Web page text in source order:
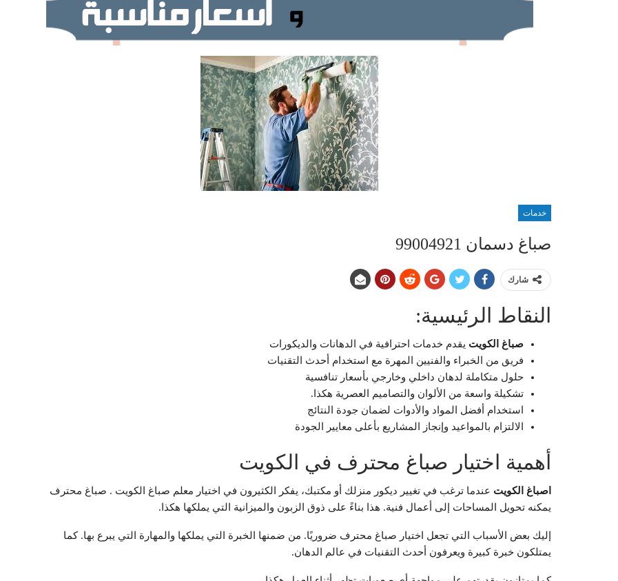
خدمات
صباغ دسمان 99004921
شارك
النقاط الرئيسية:
صباغ الكويت يقدم خدمات احترافية في الدهانات والديكورات
فريق من الخبراء والفنيين المهرة مع استخدام أحدث التقنيات
حلول متكاملة لدهان داخلي وخارجي بأسعار تنافسية
تشكيلة واسعة من الألوان والتصاميم العصرية هكذا.
استخدام أفضل المواد والأدوات لضمان جودة النتائج
الالتزام بالمواعيد وإنجاز المشاريع بأعلى معايير الجودة
أهمية اختيار صباغ محترف في الكويت
اصباغ الكويت عندما ترغب في تغيير ديكور منزلك أو مكتبك، يفكر الكثيرون في اختيار معلم صباغ الكويت . صباغ محترف
يمكنه تحويل المساحات إلى أعمال فنية. هذا بناءً على ذوق الزبون والميزانية التي يملكها هكذا.
إليك بعض الأسباب التي تجعل اختيار صباغ محترف ضروريًا. من ضمنها الخبرة التي يملكها والمهارة التي يبرع بها. كما
يمتلكون خبرة كبيرة ويعرفون أحدث التقنيات في عالم الدهان.